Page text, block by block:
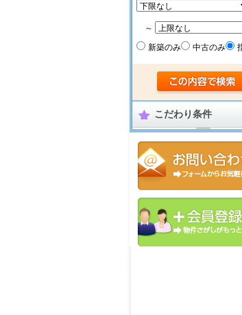
～
新築のみ
中古のみ
こだわり条件